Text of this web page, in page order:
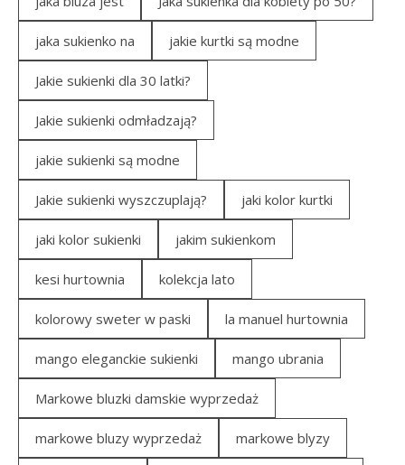
jaka sukienko na jakie kurtki są modne
Jakie sukienki dla 30 latki?
Jakie sukienki odmładzają?
jakie sukienki są modne
Jakie sukienki wyszczuplają? jaki kolor kurtki
jaki kolor sukienki jakim sukienkom
kesi hurtownia kolekcja lato
kolorowy sweter w paski la manuel hurtownia
mango eleganckie sukienki mango ubrania
Markowe bluzki damskie wyprzedaż
markowe bluzy wyprzedaż markowe blyzy